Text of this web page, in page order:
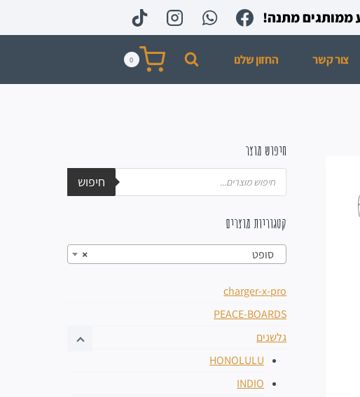
צור קשר החזון שלנו 0
חיפוש מוצר
חיפוש
קטגוריות מוצרים
× סופט
charger-x-pro
PEACE-BOARDS
גלשנים
HONOLULU
INDIO